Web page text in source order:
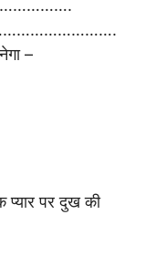
– ……………………….
–
पर दुख की